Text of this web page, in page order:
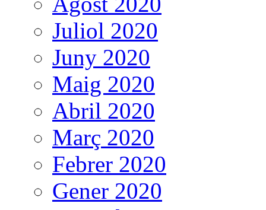
Juliol 2020
Juny 2020
Maig 2020
Abril 2020
Març 2020
Febrer 2020
Gener 2020